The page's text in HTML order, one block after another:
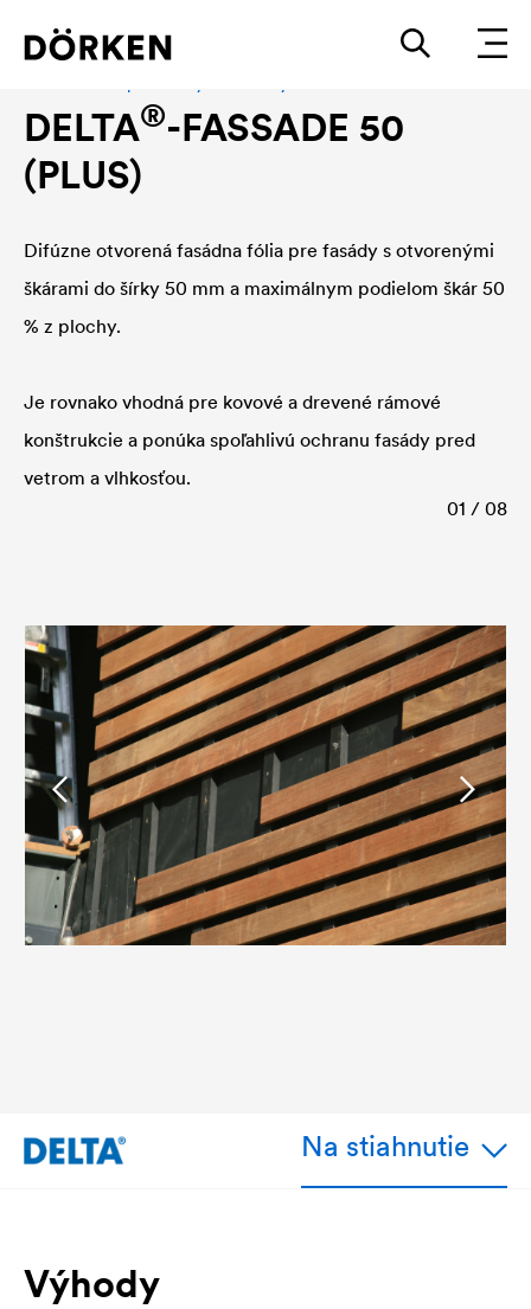
DELTA®-FASSADE 50
(PLUS)
Difúzne otvorená fasádna fólia pre fasády s otvorenými
škárami do šírky 50 mm a maximálnym podielom škár 50
% z plochy.
Je rovnako vhodná pre kovové a drevené rámové
konštrukcie a ponúka spoľahlivú ochranu fasády pred
vetrom a vlhkosťou.
01 / 08
Na stiahnutie
Výhody